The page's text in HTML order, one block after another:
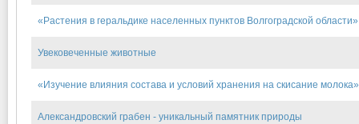
«Растения в геральдике населенных пунктов Волгоградской области»
Увековеченные животные
«Изучение влияния состава и условий хранения на скисание молока»
Александровский грабен - уникальный памятник природы